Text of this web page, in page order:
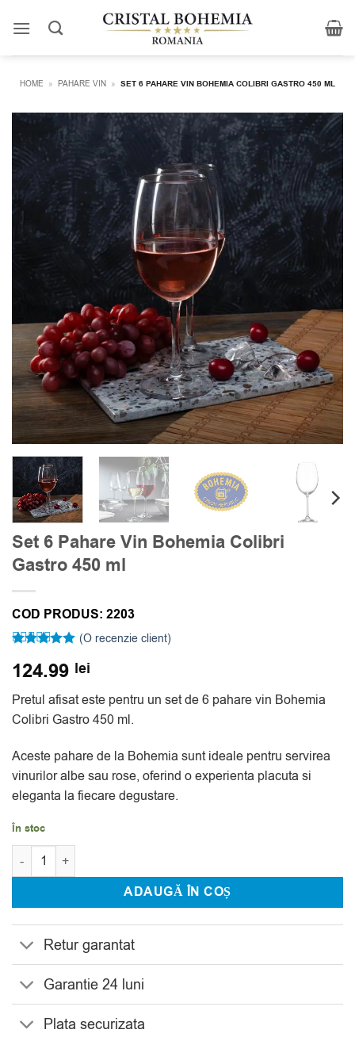
HOME » PAHARE VIN » SET 6 PAHARE VIN BOHEMIA COLIBRI GASTRO 450 ML
Set 6 Pahare Vin Bohemia Colibri
Gastro 450 ml
COD PRODUS: 2203
5 din 5 pe
singure
(O recenzie client)
124.99 lei
Pretul afisat este pentru un set de 6 pahare vin Bohemia
Colibri Gastro 450 ml.
Aceste pahare de la Bohemia sunt ideale pentru servirea
vinurilor albe sau rose, oferind o experienta placuta si
eleganta la fiecare degustare.
În stoc
Cantitate Set 6 Pahare Vin Bohemia Colibri Gastro 450 ml
ADAUGĂ ÎN COȘ
Retur garantat
Garantie 24 luni
Plata securizata